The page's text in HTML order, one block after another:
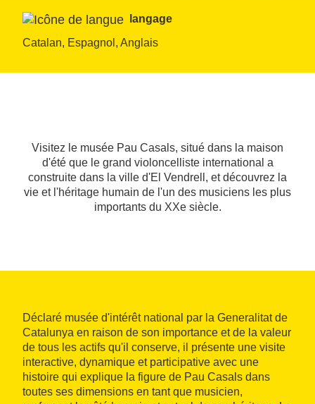
langage
Catalan, Espagnol, Anglais
Visitez le musée Pau Casals, situé dans la maison
d'été que le grand violoncelliste international a
construite dans la ville d'El Vendrell, et découvrez la
vie et l'héritage humain de l'un des musiciens les plus
importants du XXe siècle.
Déclaré musée d'intérêt national par la Generalitat de
Catalunya en raison de son importance et de la valeur
de tous les actifs qu'il conserve, il présente une visite
interactive, dynamique et participative avec une
histoire qui explique la figure de Pau Casals dans
toutes ses dimensions en tant que musicien,